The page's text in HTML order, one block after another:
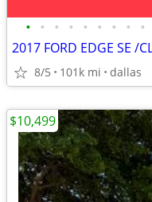
• • • • • • • • •
8/5 101k mi dallas
$10,499